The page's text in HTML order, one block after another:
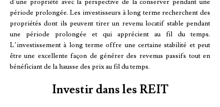
d’une propriété avec la perspective de la conserver pendant une
période prolongée. Les investisseurs à long terme recherchent des
propriétés dont ils peuvent tirer un revenu locatif stable pendant
une période prolongée et qui apprécient au fil du temps.
L’investissement à long terme offre une certaine stabilité et peut
être une excellente façon de générer des revenus passifs tout en
bénéficiant de la hausse des prix au fil du temps.
Investir dans les REIT